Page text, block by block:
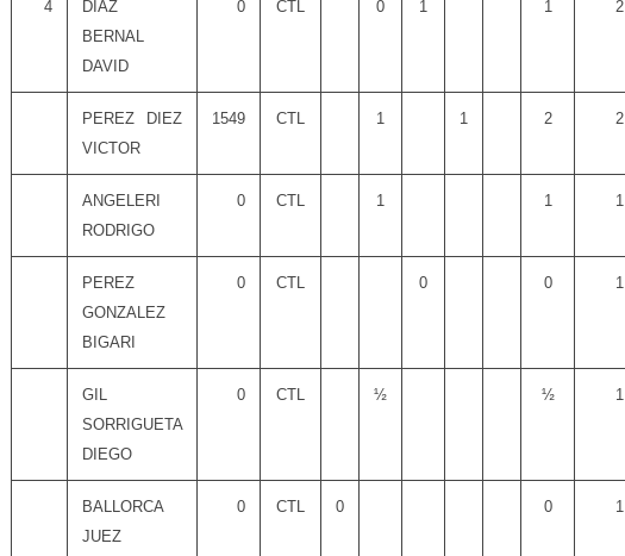
4
DIAZ
BERNAL
DAVID
0 CTL 0 1 1 2
PEREZ DIEZ
VICTOR
1549 CTL 1 1 2 2
ANGELERI
RODRIGO
0 CTL 1 1 1
PEREZ
GONZALEZ
BIGARI
0 CTL 0 0 1
GIL
SORRIGUETA
DIEGO
0 CTL ½ ½ 1
BALLORCA
JUEZ
0 CTL 0 0 1